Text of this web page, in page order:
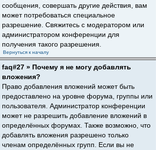
сообщения, совершать другие действия, вам
может потребоваться специальное
разрешение. Свяжитесь с модератором или
администратором конференции для
получения такого разрешения.
Вернуться к началу
faq#27 » Почему я не могу добавлять
вложения?
Право добавления вложений может быть
предоставлено на уровне форума, группы или
пользователя. Администратор конференции
может не разрешить добавление вложений в
определённых форумах. Также возможно, что
добавлять вложения разрешено только
членам определённых групп. Если вы не